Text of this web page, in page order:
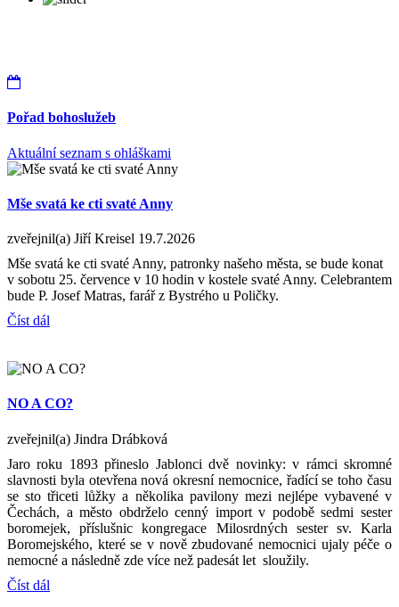
Pořad bohoslužeb
Aktuální seznam s ohláškami
Mše svatá ke cti svaté Anny
zveřejnil(a) Jiří Kreisel 19.7.2026
Mše svatá ke cti svaté Anny, patronky našeho města, se bude konat
v sobotu 25. července v 10 hodin v kostele svaté Anny. Celebrantem
bude P. Josef Matras, farář z Bystrého u Poličky.
Číst dál
NO A CO?
zveřejnil(a) Jindra Drábková
Jaro roku 1893 přineslo Jablonci dvě novinky: v rámci skromné
slavnosti byla otevřena nová okresní nemocnice, řadící se toho času
se sto třiceti lůžky a několika pavilony mezi nejlépe vybavené v
Čechách, a město obdrželo cenný import v podobě sedmi sester
boromejek, příslušnic kongregace Milosrdných sester sv. Karla
Boromejského, které se v nově zbudované nemocnici ujaly péče o
nemocné a následně zde více než padesát let sloužily.
Číst dál